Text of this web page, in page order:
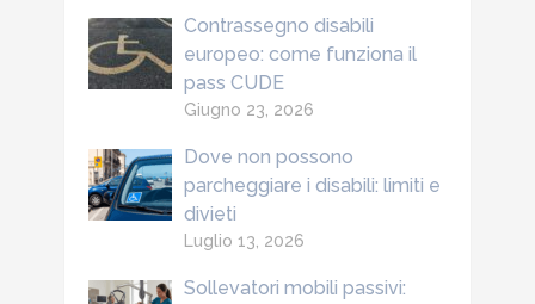
Contrassegno disabili
europeo: come funziona il
pass CUDE
Giugno 23, 2026
Dove non possono
parcheggiare i disabili: limiti e
divieti
Luglio 13, 2026
Sollevatori mobili passivi: